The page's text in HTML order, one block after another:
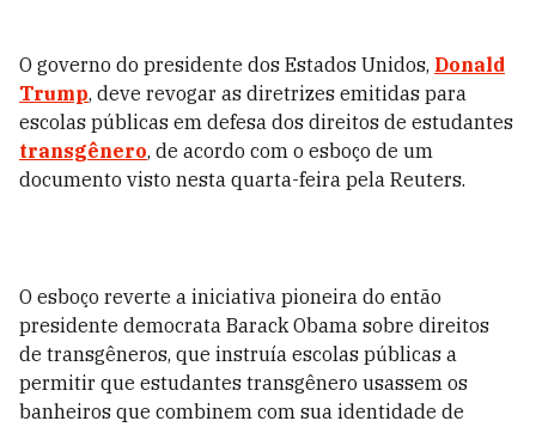
O governo do presidente dos Estados Unidos, Donald
Trump, deve revogar as diretrizes emitidas para
escolas públicas em defesa dos direitos de estudantes
transgênero, de acordo com o esboço de um
documento visto nesta quarta-feira pela Reuters.
O esboço reverte a iniciativa pioneira do então
presidente democrata Barack Obama sobre direitos
de transgêneros, que instruía escolas públicas a
permitir que estudantes transgênero usassem os
banheiros que combinem com sua identidade de